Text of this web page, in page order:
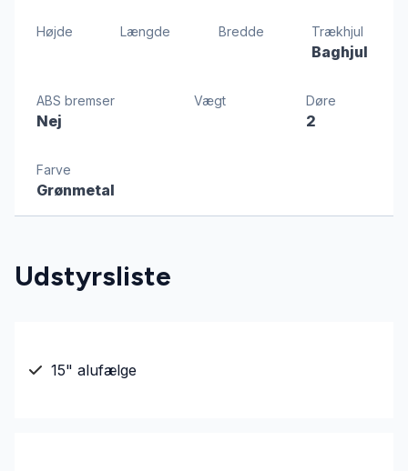
Højde Længde Bredde Trækhjul
Baghjul
ABS bremser
Nej
Vægt Døre
2
Farve
Grønmetal
Udstyrsliste
15" alufælge